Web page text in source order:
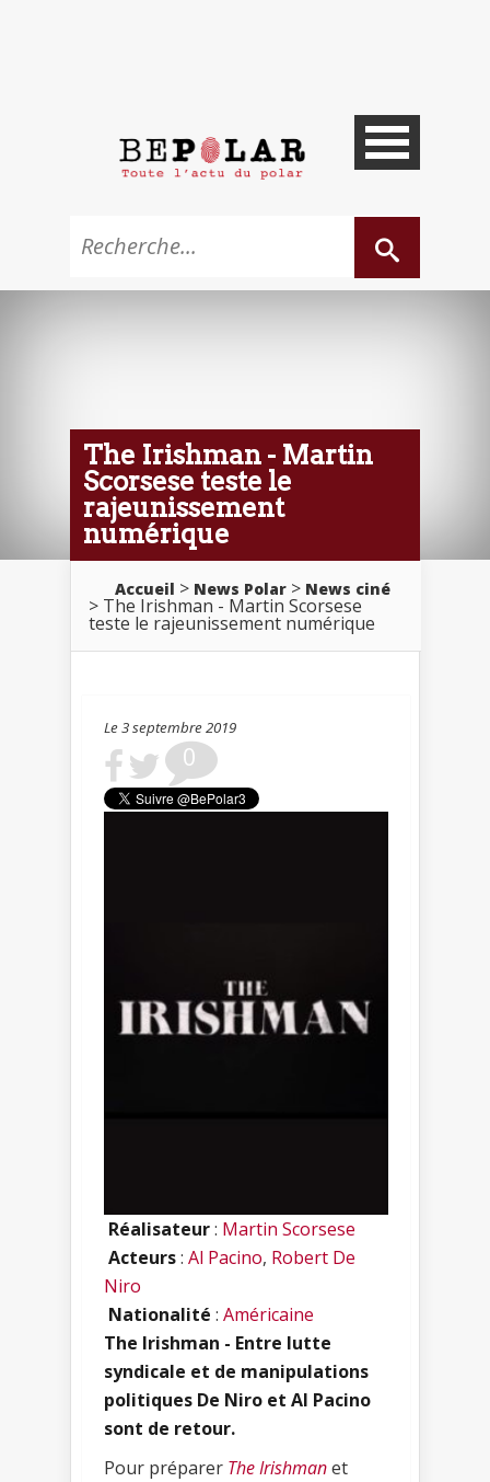
The Irishman - Martin
Scorsese teste le
rajeunissement
numérique
Accueil > News Polar > News ciné
> The Irishman - Martin Scorsese
teste le rajeunissement numérique
Le 3 septembre 2019
0
Réalisateur: Martin Scorsese
Acteurs: Al Pacino, Robert De
Niro
Nationalité : Américaine
The Irishman - Entre lutte
syndicale et de manipulations
politiques De Niro et Al Pacino
sont de retour.
Pour préparer The Irishmanet